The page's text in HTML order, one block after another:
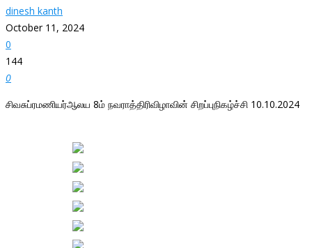
dinesh kanth
October 11, 2024
0
144
0
சிவசுப்ரமணியர்ஆலய 8ம் நவராத்திரிவிழாவின் சிறப்புநிகழ்ச்சி 10.10.2024